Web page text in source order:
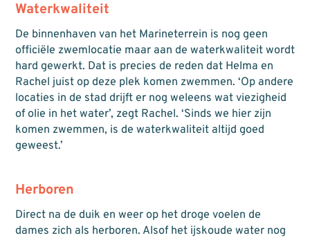
Waterkwaliteit
De binnenhaven van het Marineterrein is nog geen
officiële zwemlocatie maar aan de waterkwaliteit wordt
hard gewerkt. Dat is precies de reden dat Helma en
Rachel juist op deze plek komen zwemmen. ‘Op andere
locaties in de stad drijft er nog weleens wat viezigheid
of olie in het water’, zegt Rachel. ‘Sinds we hier zijn
komen zwemmen, is de waterkwaliteit altijd goed
geweest.’
Herboren
Direct na de duik en weer op het droge voelen de
dames zich als herboren. Alsof het ijskoude water nog